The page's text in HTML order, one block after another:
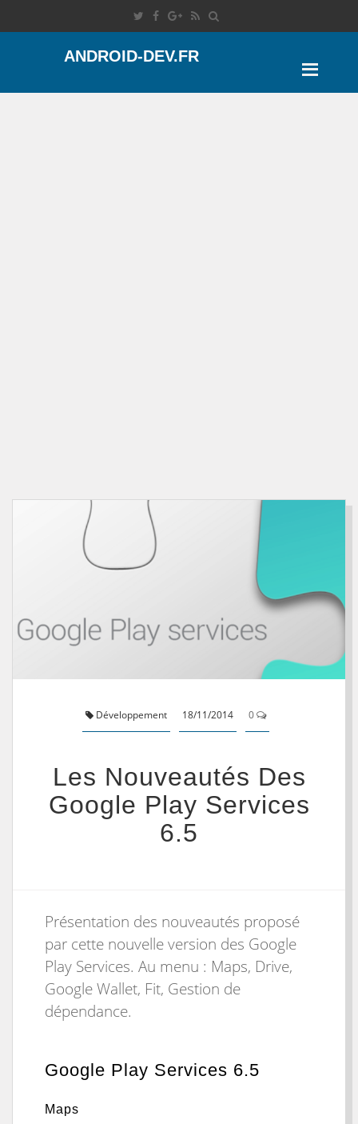
ANDROID-DEV.FR
Développement 18/11/2014 0
Les Nouveautés Des
Google Play Services
6.5
Présentation des nouveautés proposé
par cette nouvelle version des Google
Play Services. Au menu : Maps, Drive,
Google Wallet, Fit, Gestion de
dépendance.
Google Play Services 6.5
Maps